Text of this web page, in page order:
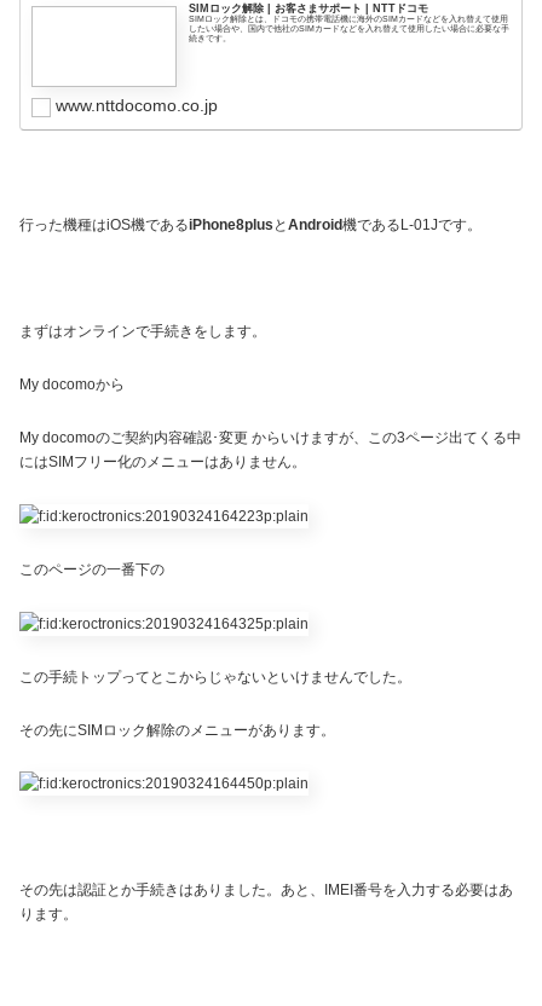
SIMロック解除 | お客さまサポート | NTTドコモ
SIMロック解除とは、ドコモの携帯電話機に海外のSIMカードなどを入れ替えて使用
したい場合や、国内で他社のSIMカードなどを入れ替えて使用したい場合に必要な手
続きです。
www.nttdocomo.co.jp
行った機種はiOS機であるiPhone8plus と Android機であるL-01Jです。
まずはオンラインで手続きをします。
My docomoから
My docomoのご契約内容確認･変更 からいけますが、この3ページ出てくる中
にはSIMフリー化のメニューはありません。
このページの一番下の
この手続トップってとこからじゃないといけませんでした。
その先にSIMロック解除のメニューがあります。
その先は認証とか手続きはありました。あと、IMEI番号を入力する必要はあ
ります。